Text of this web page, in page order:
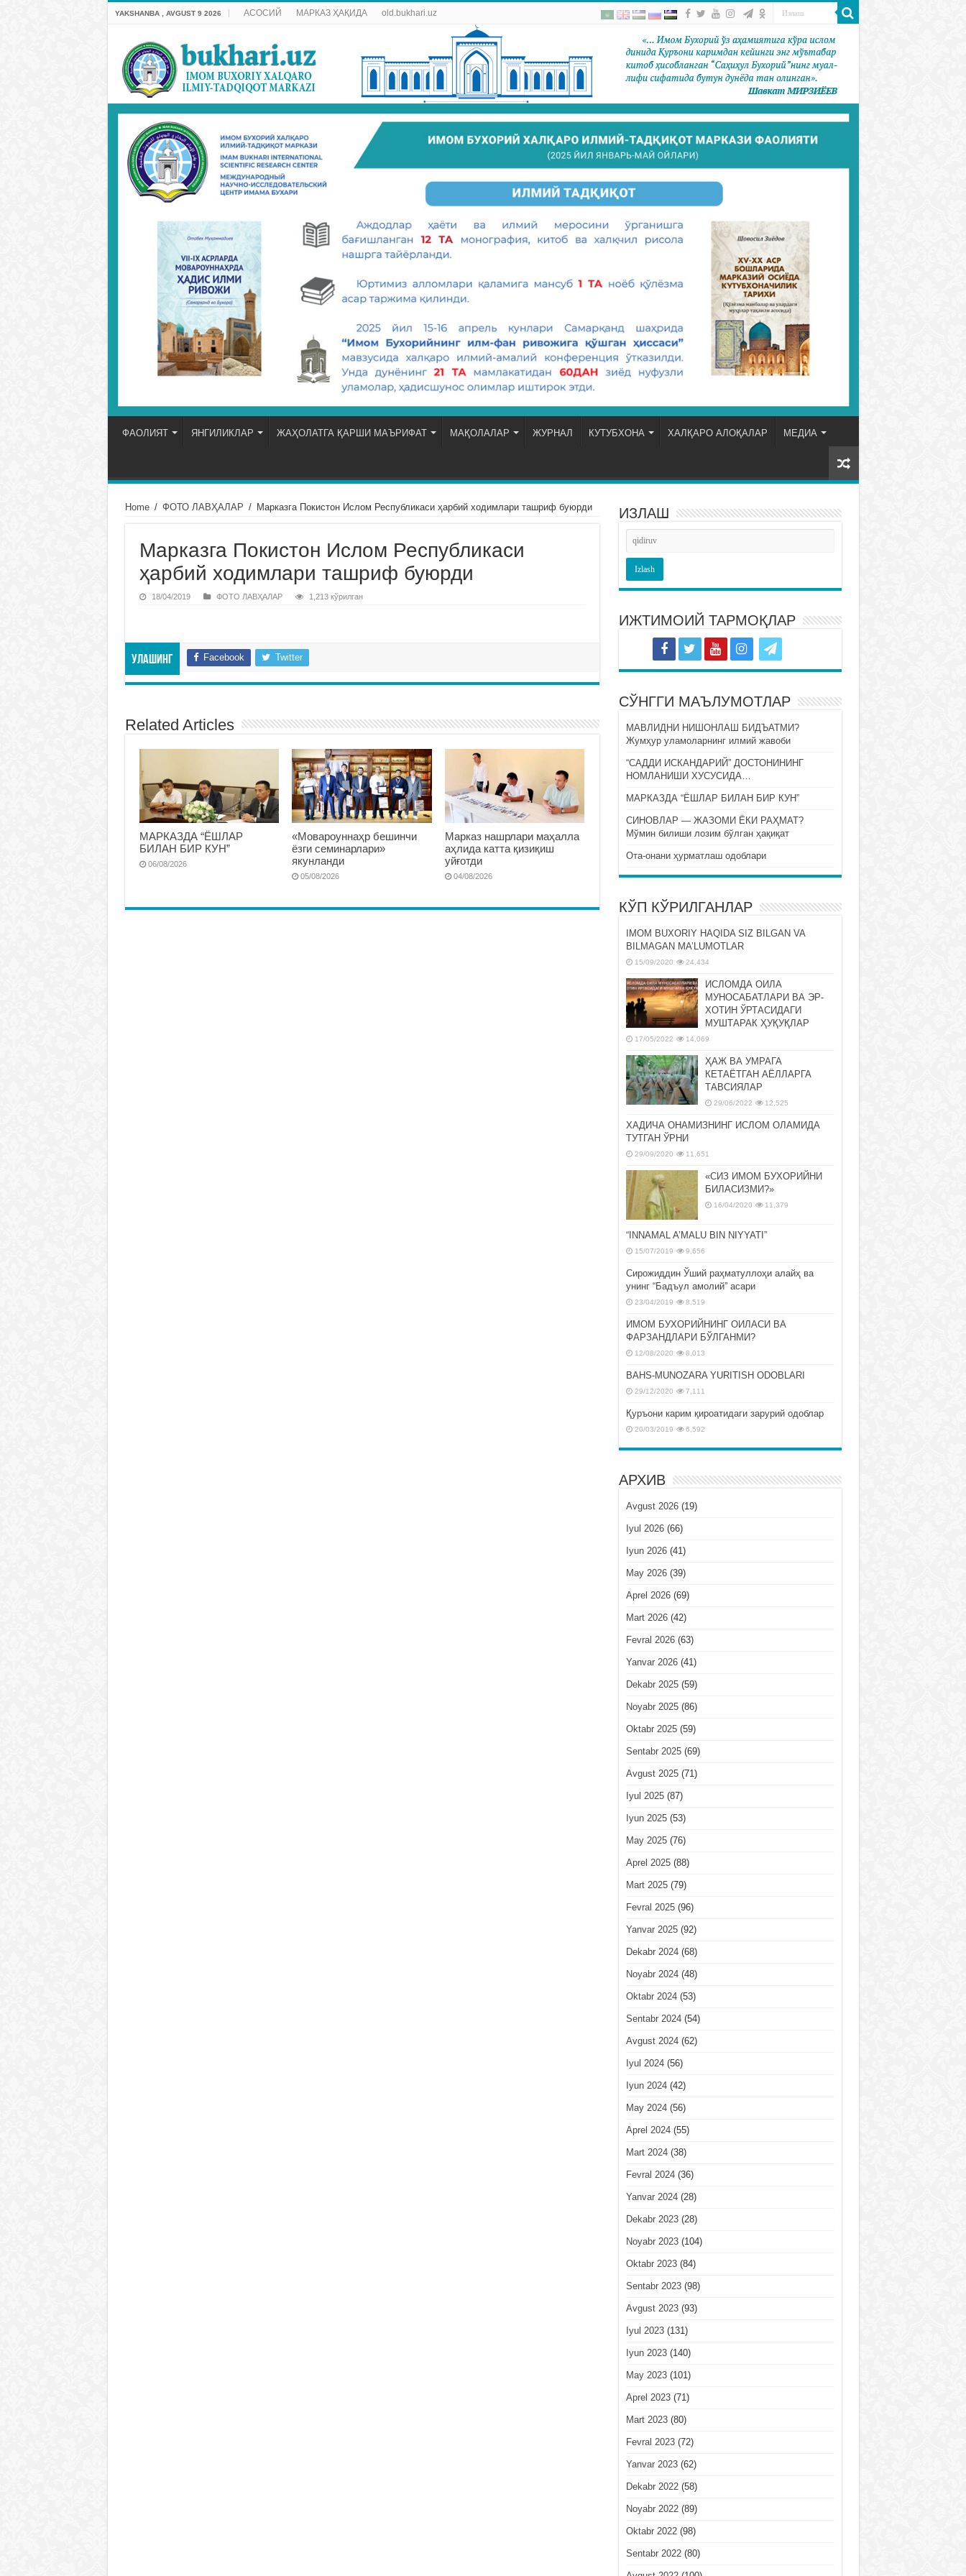
YAKSHANBA , AVGUST 9 2026 АСОСИЙ МАРКАЗ ҲАҚИДА old.bukhari.uz
ФАОЛИЯТ ЯНГИЛИКЛАР ЖАҲОЛАТГА ҚАРШИ МАЪРИФАТ МАҚОЛАЛАР ЖУРНАЛ КУТУБХОНА ХАЛҚАРО АЛОҚАЛАР МЕДИА
Home / ФОТО ЛАВҲАЛАР / Марказга Покистон Ислом Республикаси ҳарбий ходимлари ташриф буюрди
Марказга Покистон Ислом Республикаси
ҳарбий ходимлари ташриф буюрди
18/04/2019 ФОТО ЛАВҲАЛАР 1,213 кўрилган
Улашинг Facebook Twitter
Related Articles
МАРКАЗДА “ЁШЛАР
БИЛАН БИР КУН”
06/08/2026
«Мовароуннаҳр бешинчи
ёзги семинарлари»
якунланди
05/08/2026
Марказ нашрлари маҳалла
аҳлида катта қизиқиш
уйғотди
04/08/2026
ИЗЛАШ
ИЖТИМОИЙ ТАРМОҚЛАР
СЎНГГИ МАЪЛУМОТЛАР
МАВЛИДНИ НИШОНЛАШ БИДЪАТМИ?
Жумҳур уламоларнинг илмий жавоби
“САДДИ ИСКАНДАРИЙ” ДОСТОНИНИНГ
НОМЛАНИШИ ХУСУСИДА…
МАРКАЗДА “ЁШЛАР БИЛАН БИР КУН”
СИНОВЛАР — ЖАЗОМИ ЁКИ РАҲМАТ?
Мўмин билиши лозим бўлган ҳақиқат
Ота-онани ҳурматлаш одоблари
КЎП КЎРИЛГАНЛАР
IMOM BUXORIY HAQIDA SIZ BILGAN VA
BILMAGAN MA’LUMOTLAR
15/09/2020 24,434
ИСЛОМДА ОИЛА
МУНОСАБАТЛАРИ ВА ЭР-
ХОТИН ЎРТАСИДАГИ
МУШТАРАК ҲУҚУҚЛАР
17/05/2022 14,069
ҲАЖ ВА УМРАГА
КЕТАЁТГАН АЁЛЛАРГА
ТАВСИЯЛАР
29/06/2022 12,525
ХАДИЧА ОНАМИЗНИНГ ИСЛОМ ОЛАМИДА
ТУТГАН ЎРНИ
29/09/2020 11,651
«СИЗ ИМОМ БУХОРИЙНИ
БИЛАСИЗМИ?»
16/04/2020 11,379
“INNAMAL A’MALU BIN NIYYATI”
15/07/2019 9,656
Сирожиддин Ўший раҳматуллоҳи алайҳ ва
унинг “Бадъул амолий” асари
23/04/2019 8,519
ИМОМ БУХОРИЙНИНГ ОИЛАСИ ВА
ФАРЗАНДЛАРИ БЎЛГАНМИ?
12/08/2020 8,013
BAHS-MUNOZARA YURITISH ODOBLARI
29/12/2020 7,111
Қуръони карим қироатидаги зарурий одоблар
20/03/2019 6,592
АРХИВ
Avgust 2026(19)
Iyul 2026(66)
Iyun 2026(41)
May 2026(39)
Aprel 2026(69)
Mart 2026(42)
Fevral 2026(63)
Yanvar 2026(41)
Dekabr 2025(59)
Noyabr 2025(86)
Oktabr 2025(59)
Sentabr 2025(69)
Avgust 2025(71)
Iyul 2025(87)
Iyun 2025(53)
May 2025(76)
Aprel 2025(88)
Mart 2025(79)
Fevral 2025(96)
Yanvar 2025(92)
Dekabr 2024(68)
Noyabr 2024(48)
Oktabr 2024(53)
Sentabr 2024(54)
Avgust 2024(62)
Iyul 2024(56)
Iyun 2024(42)
May 2024(56)
Aprel 2024(55)
Mart 2024(38)
Fevral 2024(36)
Yanvar 2024(28)
Dekabr 2023(28)
Noyabr 2023(104)
Oktabr 2023(84)
Sentabr 2023(98)
Avgust 2023(93)
Iyul 2023(131)
Iyun 2023(140)
May 2023(101)
Aprel 2023(71)
Mart 2023(80)
Fevral 2023(72)
Yanvar 2023(62)
Dekabr 2022(58)
Noyabr 2022(89)
Oktabr 2022(98)
Sentabr 2022(80)